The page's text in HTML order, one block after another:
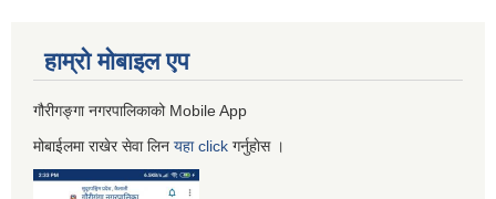
हाम्रो माेबाइल एप
गौरीगङ्गा नगरपालिकाको Mobile App
मोबाईलमा राखेर सेवा लिन यहाclick गर्नुहाेस ।